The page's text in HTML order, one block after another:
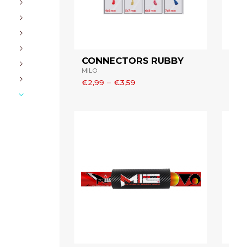
CONNECTORS RUBBY
MILO
€2,99 – €3,59